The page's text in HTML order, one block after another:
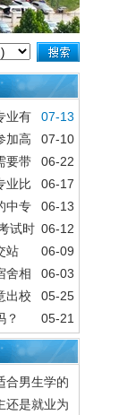
07-13
业有
07-10
加高
06-22
要带
06-17
业比
06-13
中专
06-12
试时
事项全汇总
06-09
站
06-03
舍相
05-25
出校
05-21
？
合男生学的
还是就业为